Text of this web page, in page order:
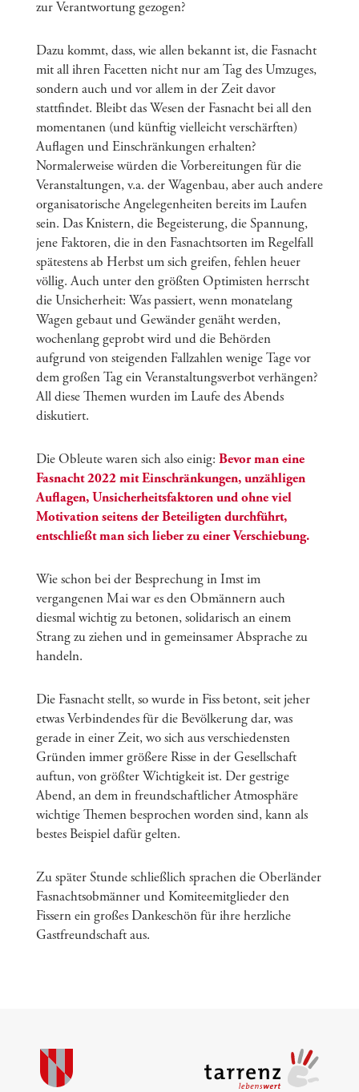
zur Verantwortung gezogen?
Dazu kommt, dass, wie allen bekannt ist, die Fasnacht
mit all ihren Facetten nicht nur am Tag des Umzuges,
sondern auch und vor allem in der Zeit davor
stattfindet. Bleibt das Wesen der Fasnacht bei all den
momentanen (und künftig vielleicht verschärften)
Auflagen und Einschränkungen erhalten?
Normalerweise würden die Vorbereitungen für die
Veranstaltungen, v.a. der Wagenbau, aber auch andere
organisatorische Angelegenheiten bereits im Laufen
sein. Das Knistern, die Begeisterung, die Spannung,
jene Faktoren, die in den Fasnachtsorten im Regelfall
spätestens ab Herbst um sich greifen, fehlen heuer
völlig. Auch unter den größten Optimisten herrscht
die Unsicherheit: Was passiert, wenn monatelang
Wagen gebaut und Gewänder genäht werden,
wochenlang geprobt wird und die Behörden
aufgrund von steigenden Fallzahlen wenige Tage vor
dem großen Tag ein Veranstaltungsverbot verhängen?
All diese Themen wurden im Laufe des Abends
diskutiert.
Die Obleute waren sich also einig: Bevor man eine
Fasnacht 2022 mit Einschränkungen, unzähligen
Auflagen, Unsicherheitsfaktoren und ohne viel
Motivation seitens der Beteiligten durchführt,
entschließt man sich lieber zu einer Verschiebung.
Wie schon bei der Besprechung in Imst im
vergangenen Mai war es den Obmännern auch
diesmal wichtig zu betonen, solidarisch an einem
Strang zu ziehen und in gemeinsamer Absprache zu
handeln.
Die Fasnacht stellt, so wurde in Fiss betont, seit jeher
etwas Verbindendes für die Bevölkerung dar, was
gerade in einer Zeit, wo sich aus verschiedensten
Gründen immer größere Risse in der Gesellschaft
auftun, von größter Wichtigkeit ist. Der gestrige
Abend, an dem in freundschaftlicher Atmosphäre
wichtige Themen besprochen worden sind, kann als
bestes Beispiel dafür gelten.
Zu später Stunde schließlich sprachen die Oberländer
Fasnachtsobmänner und Komiteemitglieder den
Fissern ein großes Dankeschön für ihre herzliche
Gastfreundschaft aus.